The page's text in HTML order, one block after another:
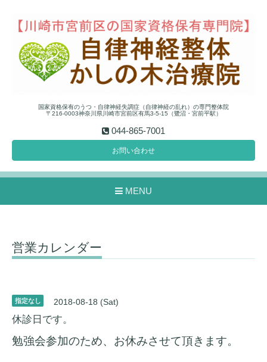
国家資格保有のうつ・自律神経失調症（自律神経の乱れ）の専門整体院
〒216-0003神奈川県川崎市宮前区有馬3-5-15（鷺沼・宮前平駅）
044-865-7001
お問い合わせ
MENU
営業カレンダー
指定なし 2018-08-18 (Sat)
休診日です。
勉強会参加のため、お休みさせて頂きます。